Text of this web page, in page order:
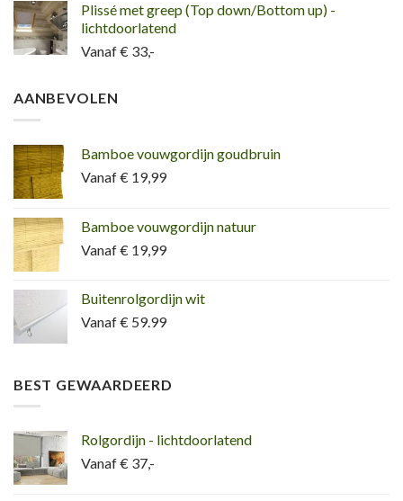
Plissé met greep (Top down/Bottom up) -
lichtdoorlatend
Vanaf € 33,-
AANBEVOLEN
Bamboe vouwgordijn goudbruin
Vanaf € 19,99
Bamboe vouwgordijn natuur
Vanaf € 19,99
Buitenrolgordijn wit
Vanaf € 59.99
BEST GEWAARDEERD
Rolgordijn - lichtdoorlatend
Vanaf € 37,-